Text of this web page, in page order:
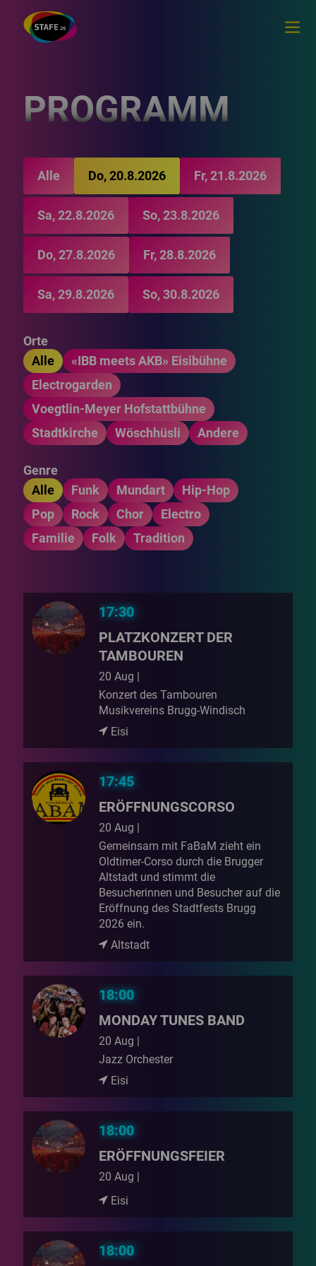
PROGRAMM
Alle Do, 20.8.2026 Fr, 21.8.2026
Sa, 22.8.2026 So, 23.8.2026
Do, 27.8.2026 Fr, 28.8.2026
Sa, 29.8.2026 So, 30.8.2026
Orte
Alle
«IBB meets AKB» Eisibühne
Electrogarden
Voegtlin-Meyer Hofstattbühne
Stadtkirche
Wöschhüsli Andere
Genre
Alle
Funk Mundart
Hip-Hop
Pop
Rock Chor
Electro
Familie
Folk Tradition
17:30
PLATZKONZERT DER
TAMBOUREN
20 Aug |
Konzert des Tambouren
Musikvereins Brugg-Windisch
Eisi
17:45
ERÖFFNUNGSCORSO
20 Aug |
Gemeinsam mit FaBaM zieht ein
Oldtimer-Corso durch die Brugger
Altstadt und stimmt die
Besucherinnen und Besucher auf die
Eröffnung des Stadtfests Brugg
2026 ein.
Altstadt
18:00
MONDAY TUNES BAND
20 Aug |
Jazz Orchester
Eisi
18:00
ERÖFFNUNGSFEIER
20 Aug |
Eisi
18:00